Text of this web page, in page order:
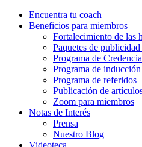
Saltar
Instagram
Facebook
LinkedIn
YouTube
Correo
electrónico
Encuentra tu coach
Beneficios para miembros
Fortalecimiento de las
Paquetes de
Programa de
Programa de inducción
Programa de referidos
Publicación de
Zoom para miembros
Notas de Interés
Prensa
Nuestro Blog
Videoteca